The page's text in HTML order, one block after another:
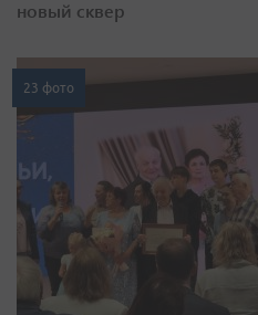
новый сквер
23 фото